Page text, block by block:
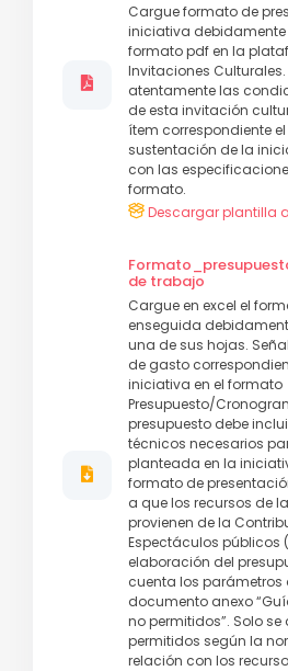
Cargue formato de
iniciativa
formato pdf en la
Invitaciones
atentamente las
de esta invitación
ítem correspondiente
sustentación de la
con las
formato.
Descargar plantilla
de trabajo
Cargue en excel el
enseguida
una de sus hojas.
de gasto
iniciativa en el formato
Presupuesto/
presupuesto debe
técnicos necesarios
planteada en la
formato de
a que los recursos de
provienen de la
Espectáculos públicos
elaboración del
cuenta los parámetros
documento anexo
no permitidos”. Solo
permitidos según la
relación con los